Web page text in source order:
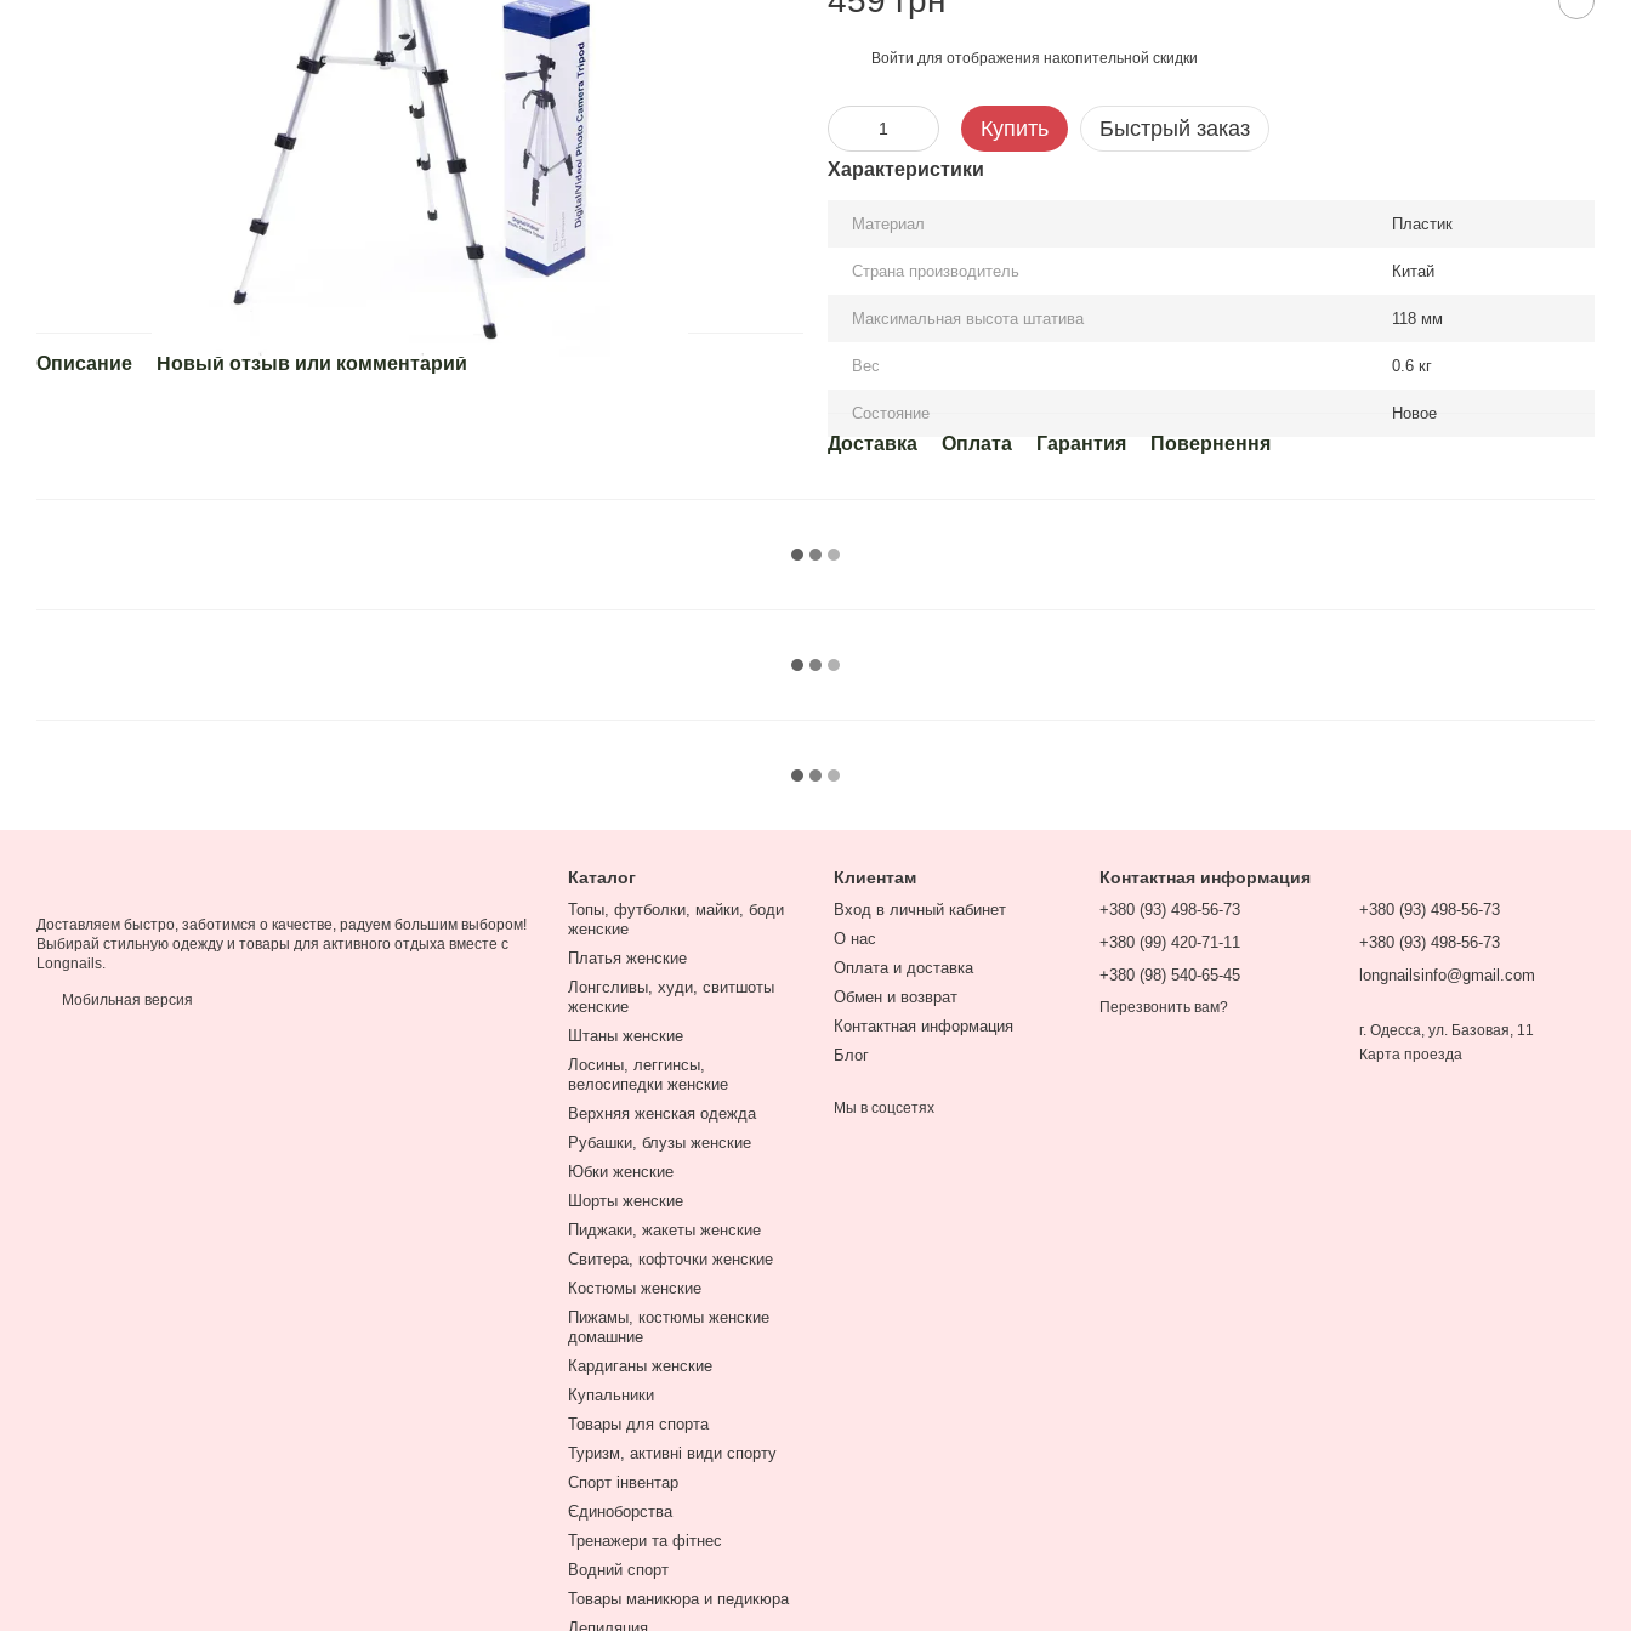
Описание Новый отзыв или комментарий
Войти для отображения накопительной скидки
Купить Быстрый заказ
Характеристики
Материал Пластик
Страна производитель Китай
Максимальная высота штатива 118 мм
Вес 0.6 кг
Состояние Новое
Доставка Оплата Гарантия Повернення
Доставляем быстро, заботимся о качестве, радуем большим выбором!
Выбирай стильную одежду и товары для активного отдыха вместе с
Longnails.
Мобильная версия
Каталог
Топы, футболки, майки, боди
женские
Платья женские
Лонгсливы, худи, свитшоты
женские
Штаны женские
Лосины, леггинсы,
велосипедки женские
Верхняя женская одежда
Рубашки, блузы женские
Юбки женские
Шорты женские
Пиджаки, жакеты женские
Свитера, кофточки женские
Костюмы женские
Пижамы, костюмы женские
домашние
Кардиганы женские
Купальники
Товары для спорта
Туризм, активні види спорту
Спорт інвентар
Єдиноборства
Тренажери та фітнес
Водний спорт
Товары маникюра и педикюра
Клиентам
Вход в личный кабинет
О нас
Оплата и доставка
Обмен и возврат
Контактная информация
Блог
Мы в соцсетях
Контактная информация
+380 (93) 498-56-73
+380 (99) 420-71-11
+380 (98) 540-65-45
Перезвонить вам?
+380 (93) 498-56-73
+380 (93) 498-56-73
longnailsinfo@gmail.com
г. Одесса, ул. Базовая, 11
Карта проезда